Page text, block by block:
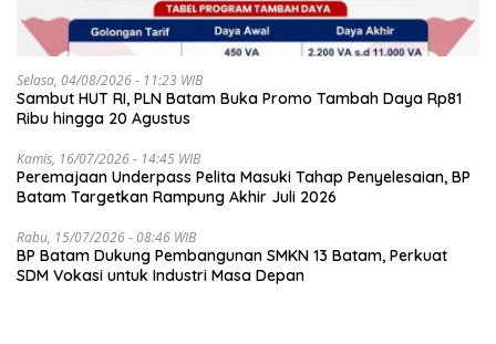
Selasa, 04/08/2026 - 11:23 WIB
Sambut HUT RI, PLN Batam Buka Promo Tambah Daya Rp81
Ribu hingga 20 Agustus
Kamis, 16/07/2026 - 14:45 WIB
Peremajaan Underpass Pelita Masuki Tahap Penyelesaian, BP
Batam Targetkan Rampung Akhir Juli 2026
Rabu, 15/07/2026 - 08:46 WIB
BP Batam Dukung Pembangunan SMKN 13 Batam, Perkuat
SDM Vokasi untuk Industri Masa Depan